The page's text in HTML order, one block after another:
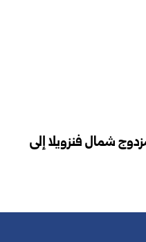
شمال فنزويلا إلى